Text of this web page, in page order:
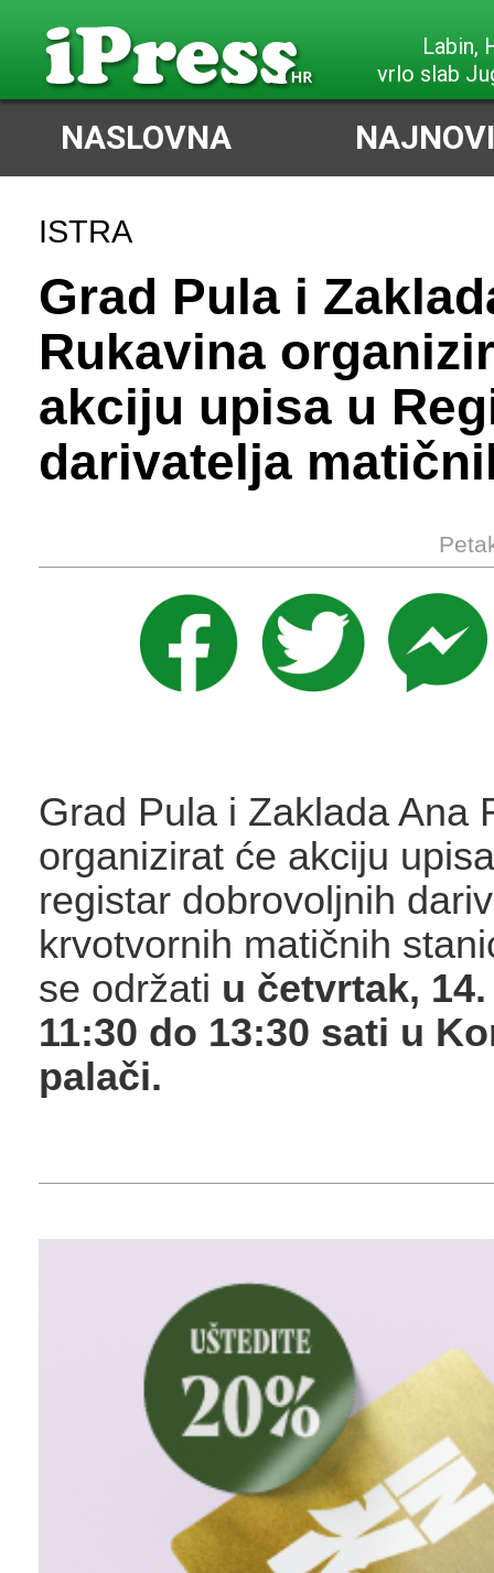
Labin,
vrlo slab
NASLOVNA
ISTRA
Grad Pula i
Rukavina
akciju upisa u
darivatelja
Grad Pula i Zaklada Ana
organizirat će akciju
registar dobrovoljnih
krvotvornih matičnih
se održati u četvrtak,
11:30 do 13:30 sati u
palači.